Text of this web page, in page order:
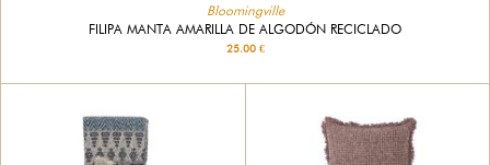
Bloomingville
FILIPA MANTA AMARILLA DE ALGODÓN RECICLADO
25.00 €